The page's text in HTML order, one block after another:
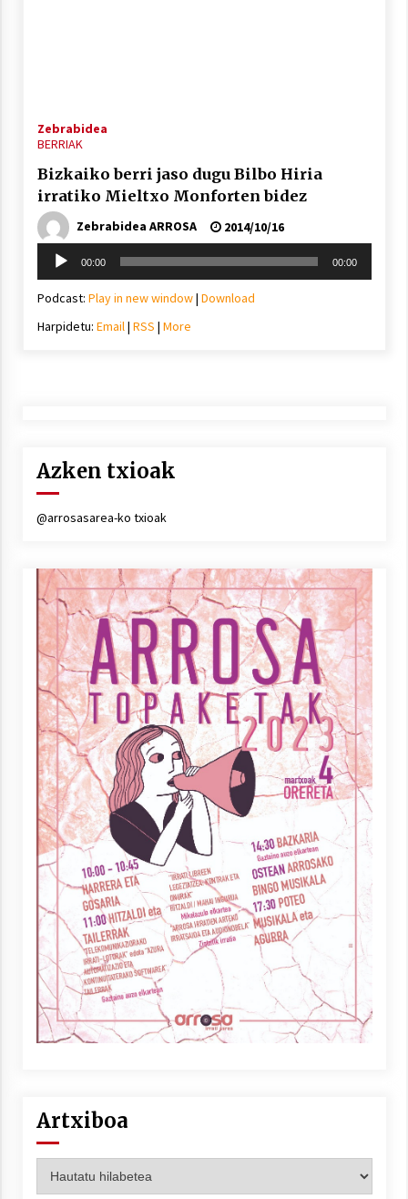
Zebrabidea
BERRIAK
Bizkaiko berri jaso dugu Bilbo Hiria
irratiko Mieltxo Monforten bidez
Zebrabidea ARROSA
2014/10/16
Soinu
erreproduzigailua
00:00 00:00
Podcast: Play in new window| Download
Harpidetu: Email| RSS | More
Azken txioak
@arrosasarea-ko txioak
Artxiboa